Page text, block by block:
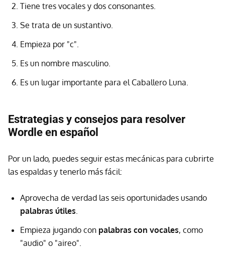
Tiene tres vocales y dos consonantes.
Se trata de un sustantivo.
Empieza por "c".
Es un nombre masculino.
Es un lugar importante para el Caballero Luna.
Estrategias y consejos para resolver
Wordle en español
Por un lado, puedes seguir estas mecánicas para cubrirte
las espaldas y tenerlo más fácil:
Aprovecha de verdad las seis oportunidades usando
palabras útiles
Empieza jugando con palabras con vocales, como
"audio" o "aireo".